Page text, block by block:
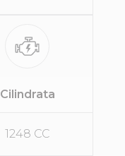
Cilindrata
1248 CC